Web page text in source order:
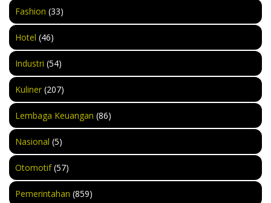
Fashion (33)
Hotel (46)
Industri (54)
Kuliner (207)
Lembaga Keuangan (86)
Nasional (5)
Otomotif(57)
Pemerintahan (859)